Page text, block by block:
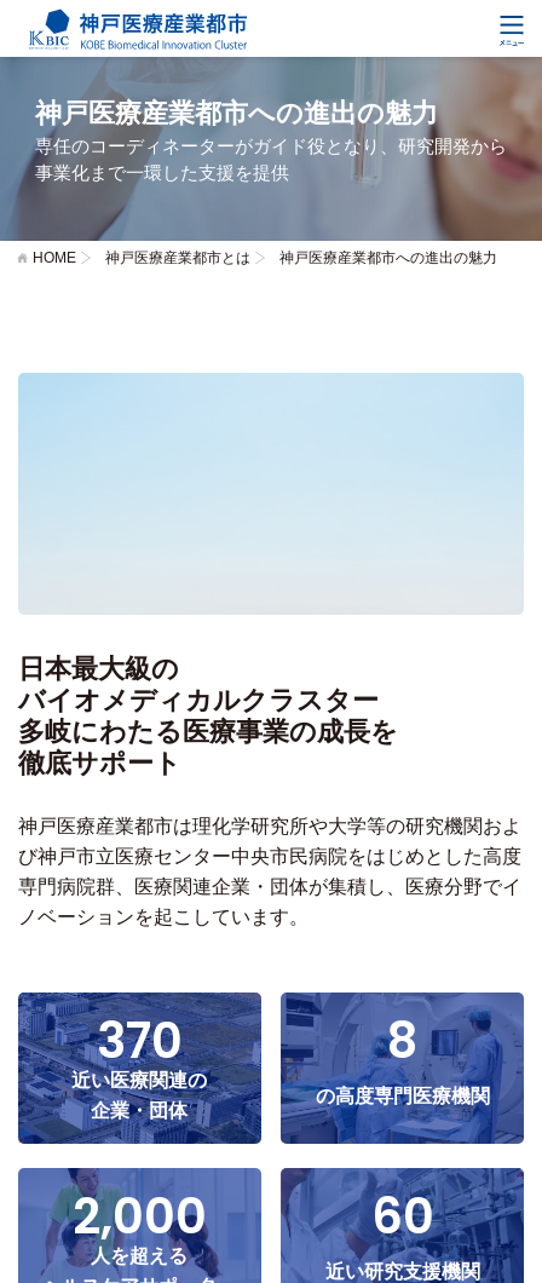
神戸医療産業都市への進出の魅力
専任のコーディネーターがガイド役となり、研究開発から
事業化まで一環した支援を提供
HOME 神戸医療産業都市とは 神戸医療産業都市への進出の魅力
日本最大級の
バイオメディカルクラスター
多岐にわたる医療事業の成長を
徹底サポート
神戸医療産業都市は理化学研究所や大学等の研究機関およ
び神戸市立医療センター中央市民病院をはじめとした高度
専門病院群、医療関連企業・団体が集積し、医療分野でイ
ノベーションを起こしています。
370
近い医療関連の
企業・団体
8
の高度専門医療機関
2,000
人を超える
60
近い研究支援機関